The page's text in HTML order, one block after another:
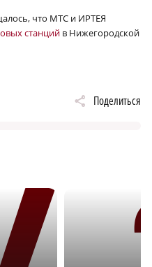
что МТС и ИРТЕЯ
станций в Нижегородской
Поделиться